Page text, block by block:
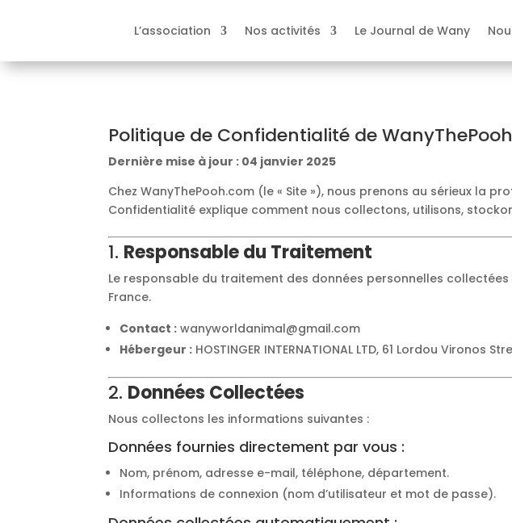
L’association Nos activités Le Journal de Wany
Politique de Confidentialité de
Dernière mise à jour : 04 janvier 2025
Chez WanyThePooh.com (le « Site »), nous prenons au sérieux la
Confidentialité explique comment nous collectons, utilisons,
1. Responsable du Traitement
Le responsable du traitement des données personnelles
France.
Contact : wanyworldanimal@gmail.com
Hébergeur : HOSTINGER INTERNATIONAL LTD, 61 Lordou Vironos
2. Données Collectées
Nous collectons les informations suivantes :
Données fournies directement par vous :
Nom, prénom, adresse e-mail, téléphone, département.
Informations de connexion (nom d’utilisateur et mot de passe).